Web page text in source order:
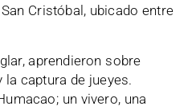
Cristóbal, ubicado entre
aprendieron sobre
captura de jueyes.
un vivero, una